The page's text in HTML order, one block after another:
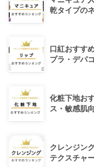
乾タイプの
口紅おすす
プラ・デパ
化粧下地お
ス・敏感肌
クレンジン
テクスチャ